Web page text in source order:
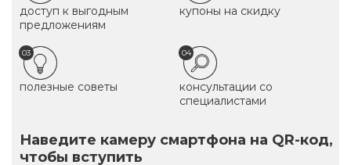
доступ к выгодным
предложениям
купоны на скидку
03
полезные советы
04
консультации со
специалистами
Наведите камеру смартфона на QR-код,
чтобы вступить